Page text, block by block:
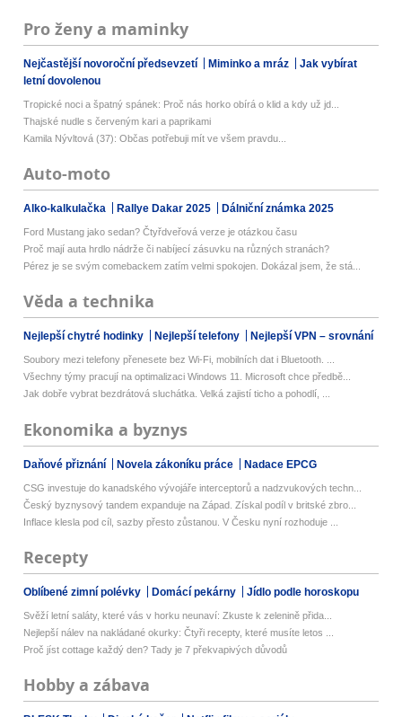
Pro ženy a maminky
Nejčastější novoroční předsevzetí Miminko a mráz
Jak vybírat
letní dovolenou
Tropické noci a špatný spánek: Proč nás horko obírá o klid a kdy už jd...
Thajské nudle s červeným kari a paprikami
Kamila Nývltová (37): Občas potřebuji mít ve všem pravdu...
Auto-moto
Alko-kalkulačka Rallye Dakar 2025 Dálniční známka 2025
Ford Mustang jako sedan? Čtyřdveřová verze je otázkou času
Proč mají auta hrdlo nádrže či nabíjecí zásuvku na různých stranách?
Pérez je se svým comebackem zatím velmi spokojen. Dokázal jsem, že stá...
Věda a technika
Nejlepší chytré hodinky Nejlepší telefony Nejlepší VPN – srovnání
Soubory mezi telefony přenesete bez Wi-Fi, mobilních dat i Bluetooth. ...
Všechny týmy pracují na optimalizaci Windows 11. Microsoft chce předbě...
Jak dobře vybrat bezdrátová sluchátka. Velká zajistí ticho a pohodlí, ...
Ekonomika a byznys
Daňové přiznání Novela zákoníku práce Nadace EPCG
CSG investuje do kanadského vývojáře interceptorů a nadzvukových techn...
Český byznysový tandem expanduje na Západ. Získal podíl v britské zbro...
Inflace klesla pod cíl, sazby přesto zůstanou. V Česku nyní rozhoduje ...
Recepty
Oblíbené zimní polévky Domácí pekárny Jídlo podle horoskopu
Svěží letní saláty, které vás v horku neunaví: Zkuste k zelenině přida...
Nejlepší nálev na nakládané okurky: Čtyři recepty, které musíte letos ...
Proč jíst cottage každý den? Tady je 7 překvapivých důvodů
Hobby a zábava